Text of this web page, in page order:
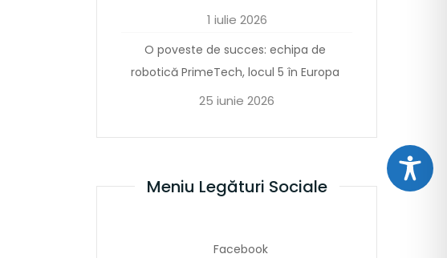
1 iulie 2026
O poveste de succes: echipa de
robotică PrimeTech, locul 5 în Europa
25 iunie 2026
Meniu Legături Sociale
Facebook